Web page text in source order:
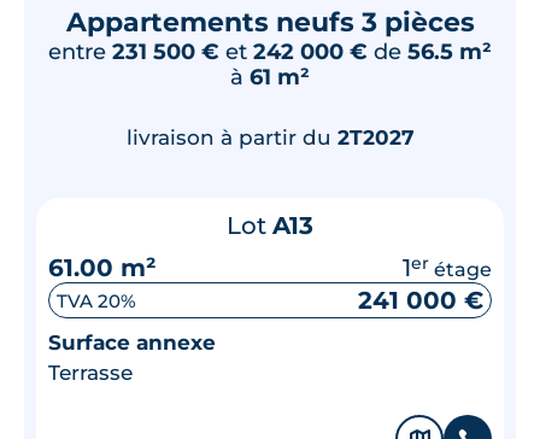
Appartements neufs 3 pièces
entre 231 500 € et 242 000 € de 56.5 m²
à 61 m²
livraison à partir du 2T2027
Lot A13
61.00 m²
1er étage
TVA 20% 241 000 €
Surface annexe
Terrasse